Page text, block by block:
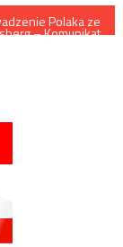
Polaka ze
– Komunikat